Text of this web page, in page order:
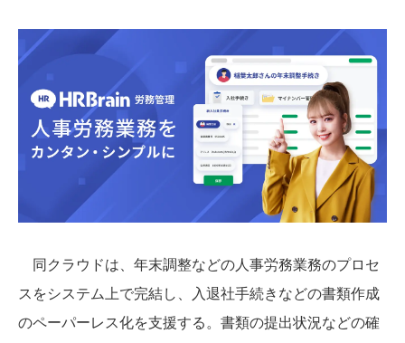
同クラウドは、年末調整などの人事労務業務のプロセ
スをシステム上で完結し、入退社手続きなどの書類作成
のペーパーレス化を支援する。書類の提出状況などの確